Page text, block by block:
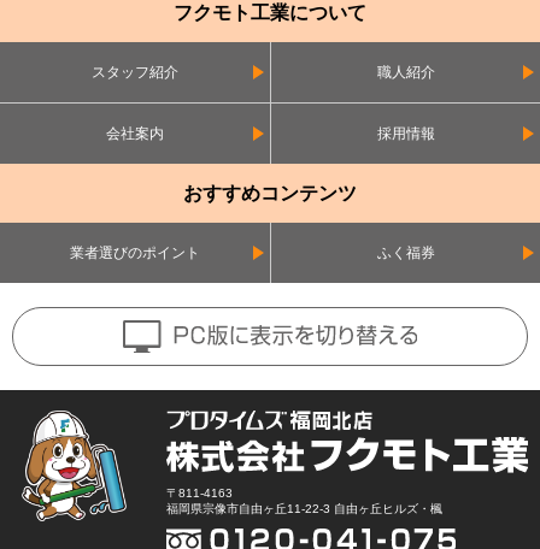
フクモト工業について
スタッフ紹介 職人紹介
会社案内 採用情報
おすすめコンテンツ
業者選びのポイント ふく福券
〒811-4163
福岡県宗像市自由ヶ丘11-22-3 自由ヶ丘ヒルズ・楓